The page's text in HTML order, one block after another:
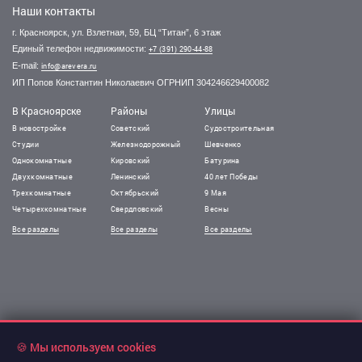
Наши контакты
г. Красноярск, ул. Взлетная, 59, БЦ “Титан”, 6 этаж
Единый телефон недвижимости: +7 (391) 290-44-88
E-mail: info@arevera.ru
ИП Попов Константин Николаевич ОГРНИП 304246629400082
В Красноярске
В новостройке
Студии
Однокомнатные
Двухкомнатные
Трехкомнатные
Четырехкомнатные
Все разделы
Районы
Советский
Железнодорожный
Кировский
Ленинский
Октябрьский
Свердловский
Все разделы
Улицы
Судостроительная
Шевченко
Батурина
40 лет Победы
9 Мая
Весны
Все разделы
🍪 Мы используем cookies